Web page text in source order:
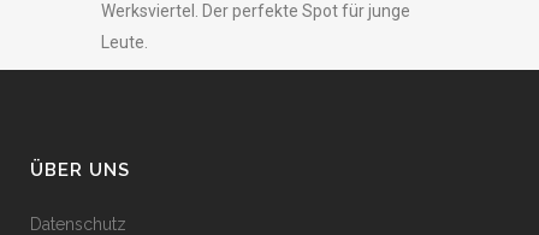
Werksviertel. Der perfekte Spot für junge
Leute.
ÜBER UNS
Datenschutz